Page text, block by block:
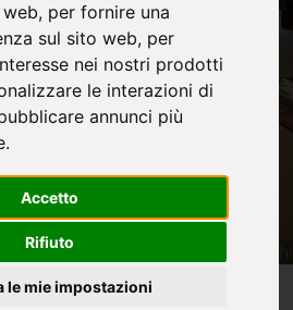
, per fornire una
sul sito web, per
nei nostri prodotti
le interazioni di
annunci più
.
Accetto
Rifiuto
le mie impostazioni